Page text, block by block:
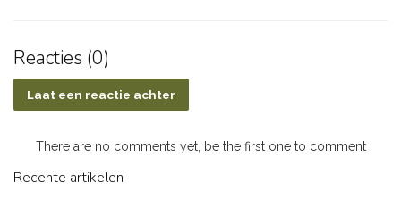
Reacties (0)
Laat een reactie achter
There are no comments yet, be the first one to comment
Recente artikelen